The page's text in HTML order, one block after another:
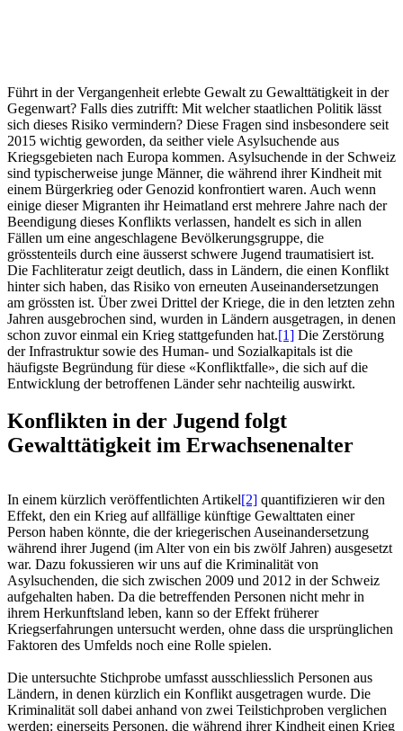
Führt in der Vergangenheit erlebte Gewalt zu Gewalttätigkeit in der
Gegenwart? Falls dies zutrifft: Mit welcher staatlichen Politik lässt
sich dieses Risiko vermindern? Diese Fragen sind insbesondere seit
2015 wichtig geworden, da seither viele Asylsuchende aus
Kriegsgebieten nach Europa kommen. Asylsuchende in der Schweiz
sind typischerweise junge Männer, die während ihrer Kindheit mit
einem Bürgerkrieg oder Genozid konfrontiert waren. Auch wenn
einige dieser Migranten ihr Heimatland erst mehrere Jahre nach der
Beendigung dieses Konflikts verlassen, handelt es sich in allen
Fällen um eine angeschlagene Bevölkerungsgruppe, die
grösstenteils durch eine äusserst schwere Jugend traumatisiert ist.
Die Fachliteratur zeigt deutlich, dass in Ländern, die einen Konflikt
hinter sich haben, das Risiko von erneuten Auseinandersetzungen
am grössten ist. Über zwei Drittel der Kriege, die in den letzten zehn
Jahren ausgebrochen sind, wurden in Ländern ausgetragen, in denen
schon zuvor einmal ein Krieg stattgefunden hat.[1] Die Zerstörung
der Infrastruktur sowie des Human- und Sozialkapitals ist die
häufigste Begründung für diese «Konfliktfalle», die sich auf die
Entwicklung der betroffenen Länder sehr nachteilig auswirkt.
Konflikten in der Jugend folgt
Gewalttätigkeit im Erwachsenenalter
In einem kürzlich veröffentlichten Artikel[2] quantifizieren wir den
Effekt, den ein Krieg auf allfällige künftige Gewalttaten einer
Person haben könnte, die der kriegerischen Auseinandersetzung
während ihrer Jugend (im Alter von ein bis zwölf Jahren) ausgesetzt
war. Dazu fokussieren wir uns auf die Kriminalität von
Asylsuchenden, die sich zwischen 2009 und 2012 in der Schweiz
aufgehalten haben. Da die betreffenden Personen nicht mehr in
ihrem Herkunftsland leben, kann so der Effekt früherer
Kriegserfahrungen untersucht werden, ohne dass die ursprünglichen
Faktoren des Umfelds noch eine Rolle spielen.
Die untersuchte Stichprobe umfasst ausschliesslich Personen aus
Ländern, in denen kürzlich ein Konflikt ausgetragen wurde. Die
Kriminalität soll dabei anhand von zwei Teilstichproben verglichen
werden: einerseits Personen, die während ihrer Kindheit einen Krieg